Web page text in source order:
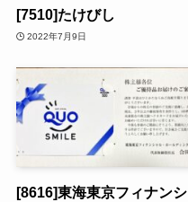
[7510]たけびし
2022年7月9日
[8616]東海東京フィナンシ